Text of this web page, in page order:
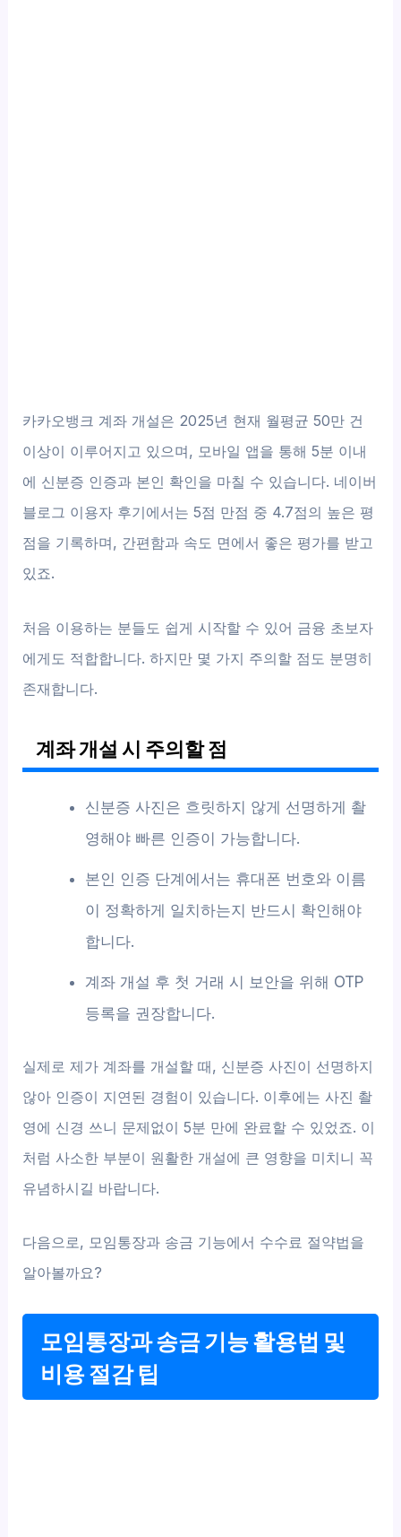
카카오뱅크 계좌 개설은 2025년 현재 월평균 50만 건
이상이 이루어지고 있으며, 모바일 앱을 통해 5분 이내
에 신분증 인증과 본인 확인을 마칠 수 있습니다. 네이버
블로그 이용자 후기에서는 5점 만점 중 4.7점의 높은 평
점을 기록하며, 간편함과 속도 면에서 좋은 평가를 받고
있죠.
처음 이용하는 분들도 쉽게 시작할 수 있어 금융 초보자
에게도 적합합니다. 하지만 몇 가지 주의할 점도 분명히
존재합니다.
계좌 개설 시 주의할 점
신분증 사진은 흐릿하지 않게 선명하게 촬
영해야 빠른 인증이 가능합니다.
본인 인증 단계에서는 휴대폰 번호와 이름
이 정확하게 일치하는지 반드시 확인해야
합니다.
계좌 개설 후 첫 거래 시 보안을 위해 OTP
등록을 권장합니다.
실제로 제가 계좌를 개설할 때, 신분증 사진이 선명하지
않아 인증이 지연된 경험이 있습니다. 이후에는 사진 촬
영에 신경 쓰니 문제없이 5분 만에 완료할 수 있었죠. 이
처럼 사소한 부분이 원활한 개설에 큰 영향을 미치니 꼭
유념하시길 바랍니다.
다음으로, 모임통장과 송금 기능에서 수수료 절약법을
알아볼까요?
모임통장과 송금 기능 활용법 및
비용 절감 팁